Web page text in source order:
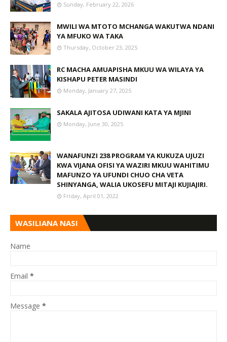
Sunday, February 22, 2026
MWILI WA MTOTO MCHANGA WAKUTWA NDANI
YA MFUKO WA TAKA
Thursday, October 23, 2025
RC MACHA AMUAPISHA MKUU WA WILAYA YA
KISHAPU PETER MASINDI
Monday, January 27, 2025
SAKALA AJITOSA UDIWANI KATA YA MJINI
Monday, June 30, 2025
WANAFUNZI 238 PROGRAM YA KUKUZA UJUZI
KWA VIJANA OFISI YA WAZIRI MKUU WAHITIMU
MAFUNZO YA UFUNDI CHUO CHA VETA
SHINYANGA, WALIA UKOSEFU MITAJI KUJIAJIRI.
Friday, April 01, 2022
WASILIANA NASI
Name
Email *
Message *